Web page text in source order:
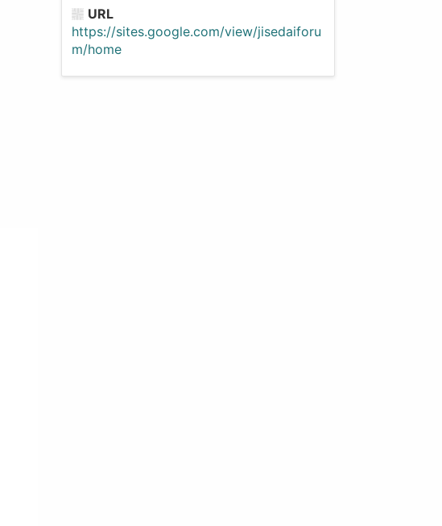
URL
https://sites.google.com/view/jisedaiforu
m/home